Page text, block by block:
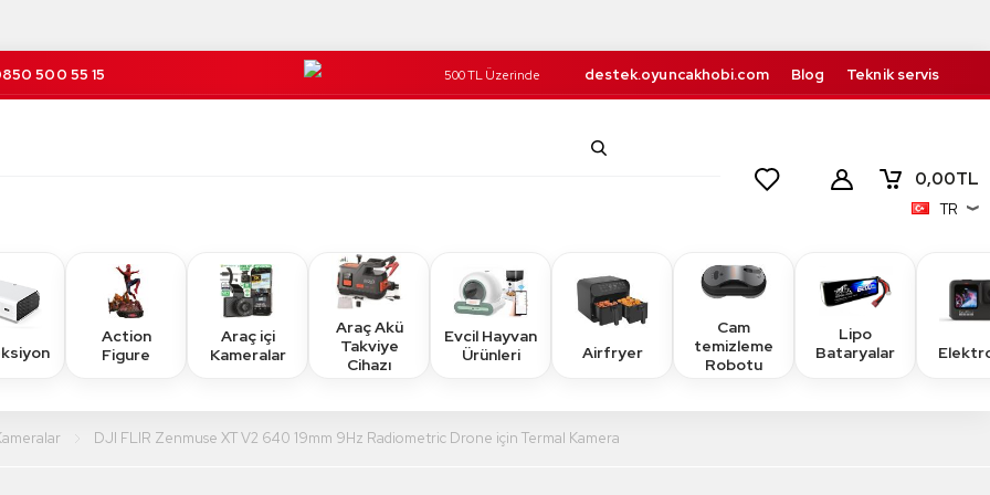
500 55 15 500 TL Üzerinde destek.oyuncakhobi.com Blog Teknik servis
0,00TL
TR
Action
Figure
Araç içi
Kameralar
Araç Akü
Takviye
Cihazı
Evcil Hayvan
Ürünleri
Airfryer
Cam
temizleme
Robotu
Lipo
Bataryalar
DJI FLIR Zenmuse XT V2 640 19mm 9Hz Radiometric Drone için Termal Kamera